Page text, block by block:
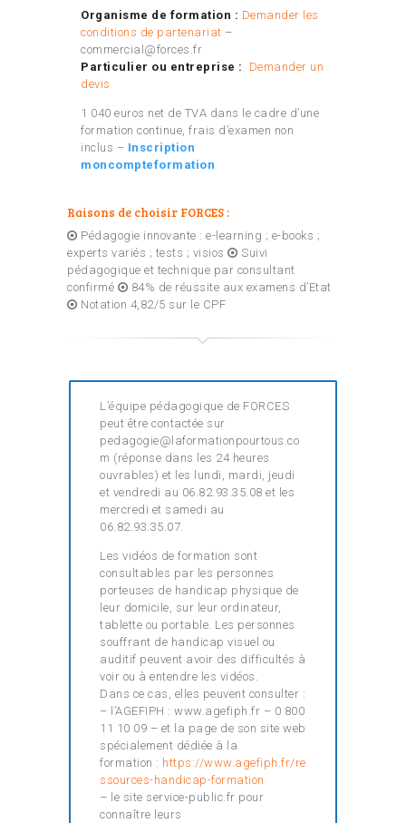
Organisme de formation : Demander les
conditions de partenariat –
commercial@forces.fr
Particulier ou entreprise : Demander un
devis
1 040 euros net de TVA dans le cadre d’une
formation continue, frais d’examen non
inclus – Inscription
moncompteformation
Raisons de choisir FORCES :
Pédagogie innovante : e-learning ; e-books ;
experts variés ; tests ; visios
Suivi
pédagogique et technique par consultant
confirmé
84% de réussite aux examens d’Etat
Notation 4,82/5 sur le CPF
L’équipe pédagogique de FORCES
peut être contactée sur
pedagogie@laformationpourtous.co
m (réponse dans les 24 heures
ouvrables) et les lundi, mardi, jeudi
et vendredi au 06.82.93.35.08 et les
mercredi et samedi au
06.82.93.35.07.
Les vidéos de formation sont
consultables par les personnes
porteuses de handicap physique de
leur domicile, sur leur ordinateur,
tablette ou portable. Les personnes
souffrant de handicap visuel ou
auditif peuvent avoir des difficultés à
voir ou à entendre les vidéos.
Dans ce cas, elles peuvent consulter :
– l’AGEFIPH : www.agefiph.fr – 0 800
11 10 09 – et la page de son site web
spécialement dédiée à la
formation : https://www.agefiph.fr/re
ssources-handicap-formation
– le site service-public.fr pour
connaître leurs